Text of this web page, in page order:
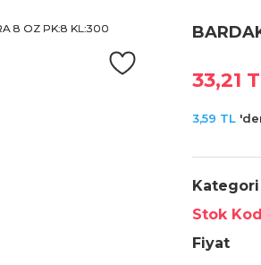
33,21
3,59 TL
Kategori
Stok
Fiyat